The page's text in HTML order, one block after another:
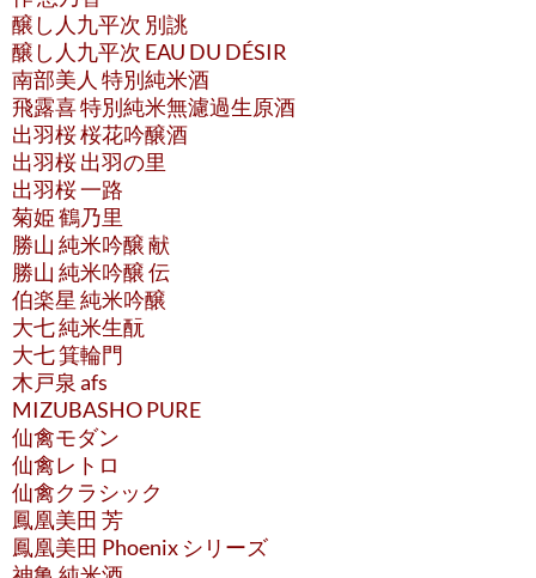
醸し人九平次 別誂
醸し人九平次 EAU DU DÉSIR
南部美人 特別純米酒
飛露喜 特別純米無濾過生原酒
出羽桜 桜花吟醸酒
出羽桜 出羽の里
出羽桜 一路
菊姫 鶴乃里
勝山 純米吟醸 献
勝山 純米吟醸 伝
伯楽星 純米吟醸
大七 純米生酛
大七 箕輪門
木戸泉 afs
MIZUBASHO PURE
仙禽モダン
仙禽レトロ
仙禽クラシック
鳳凰美田 芳
鳳凰美田 Phoenix シリーズ